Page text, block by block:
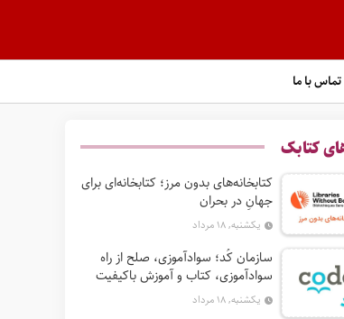
تماس با ما
کتابک
کتابخانه‌های بدون مرز؛ کتابخانه‌ای برای
جهانِ در بحران
یکشنبه, ۱۸ مرداد
سازمان کُد؛ سوادآموزی، صلح از راه
سوادآموزی، کتاب و آموزش باکیفیت
یکشنبه, ۱۸ مرداد